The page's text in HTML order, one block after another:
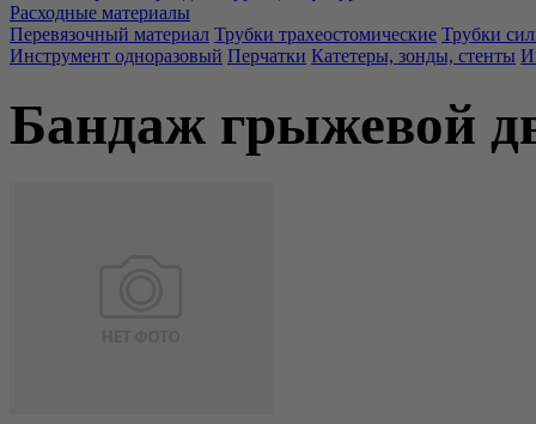
Расходные материалы
Перевязочный материал Трубки трахеостомические Трубки
Инструмент одноразовый Перчатки Катетеры, зонды, стенты
Бандаж грыжевой